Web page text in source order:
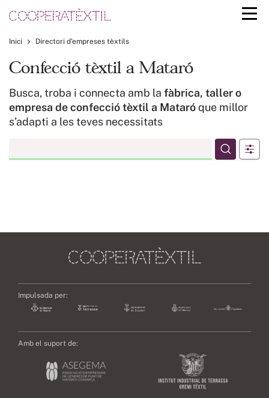
Inici Directori d’empreses tèxtils
Confecció tèxtil a Mataró
Busca, troba i connecta amb la fàbrica, taller o
empresa de confecció tèxtil a Mataróque millor
s’adapti a les teves necessitats
Impulsada per:
Amb el suport de: